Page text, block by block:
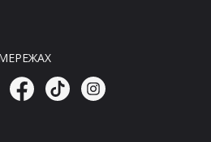
Київщині: три життя
забрано, серед них